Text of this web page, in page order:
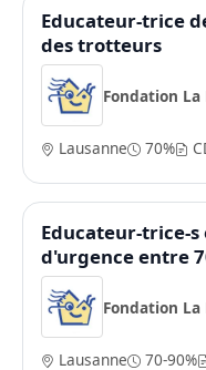
Educateur-trice
des trotteurs
Fondation
Lausanne 70%
Educateur-trice-
d'urgence entre
Fondation
Lausanne 70-90%